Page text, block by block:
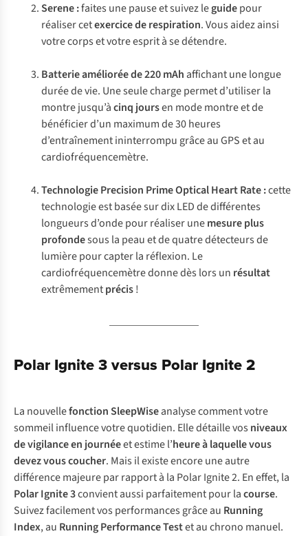
Serene :faites une pause et suivez leguidepour
réaliser cetexercice de respiration. Vous aidez ainsi
votre corps et votre esprit à se détendre.
Batterie améliorée de 220 mAh affichant une longue
durée de vie. Une seule charge permet d’utiliser la
montre jusqu’àcinq joursen mode montre et de
bénéficier d’un maximum de 30 heures
d’entraînement ininterrompu grâce au GPS et au
cardiofréquencemètre.
Technologie Precision Prime Optical Heart Rate :cette
technologie est basée sur dix LED de différentes
longueurs d’onde pour réaliser unemesure plus
profondesous la peau et de quatre détecteurs de
lumière pour capter la réflexion. Le
cardiofréquencemètre donne dès lors un résultat
extrêmementprécis!
Polar Ignite 3 versus Polar Ignite 2
La nouvellefonction SleepWiseanalyse comment votre
sommeil influence votre quotidien. Elle détaille vos niveaux
de vigilanceen journéeet estime l’heure à laquelle vous
devez vous coucher. Mais il existe encore une autre
différence majeure par rapport à la Polar Ignite 2. En effet, la
Polar Ignite 3convient aussi parfaitement pour lacourse.
Suivez facilement vos performances grâce au Running
Index, au Running Performance Testet au chrono manuel.